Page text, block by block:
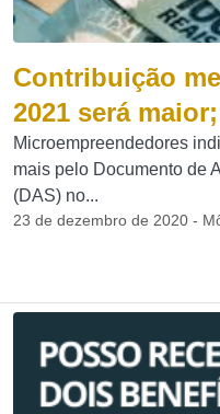
Contribuição
2021 será
Microempreendedores
mais pelo Documento de
(DAS) no...
23 de dezembro de 2020 -